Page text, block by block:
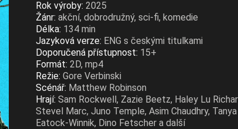
Rok výroby: 2025
Žánr: akční, dobrodružný, sci-fi, komedie
Délka: 134 min
Jazyková verze: ENG s českými titulkami
Doporučená přístupnost: 15+
Formát: 2D, mp4
Režie: Gore Verbinski
Scénář: Matthew Robinson
Hrají: Sam Rockwell, Zazie Beetz, Haley Lu
Stevel Marc, Juno Temple, Asim Chaudhry, Tanya
Eatock-Winnik, Dino Fetscher a další